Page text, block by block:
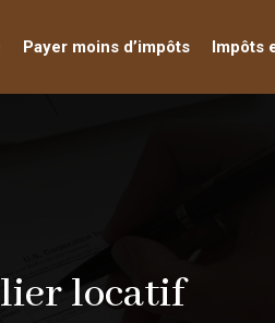
Payer moins d’impôts Impôts
locatif